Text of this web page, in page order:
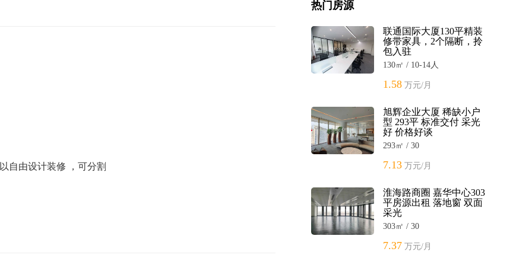
自由设计装修 ，可分割
热门房源
联通国际大厦130平精装
修带家具，2个隔断，拎
包入驻
130㎡ / 10-14人
1.58 万元/月
旭辉企业大厦 稀缺小户
型 293平 标准交付 采光
好 价格好谈
293㎡ / 30
7.13 万元/月
淮海路商圈 嘉华中心303
平房源出租 落地窗 双面
采光
303㎡ / 30
7.37 万元/月